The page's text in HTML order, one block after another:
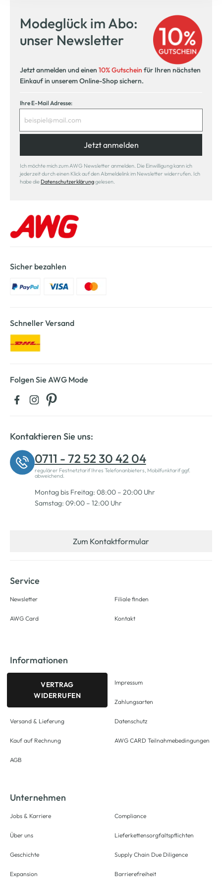
Modeglück im Abo:
unser Newsletter
Jetzt anmelden und einen 10% Gutschein für Ihren nächsten
Einkauf in unserem Online-Shop sichern.
Ihre E-Mail Adresse:
Jetzt anmelden
Ich möchte mich zum AWG Newsletter anmelden. Die Einwilligung kann ich
jederzeit durch einen Klick auf den Abmeldelink im Newsletter widerrufen. Ich
habe die Datenschutzerklärunggelesen.
Sicher bezahlen
Schneller Versand
Folgen Sie AWG Mode
Kontaktieren Sie uns:
0711 - 72 52 30 42 04
regulärer Festnetztarif Ihres Telefonanbieters, Mobilfunktarif ggf.
abweichend.
Montag bis Freitag: 08:00 – 20:00 Uhr
Samstag: 09:00 – 12:00 Uhr
Zum Kontaktformular
Service
Newsletter
AWG Card
Filiale finden
Kontakt
Informationen
VERTRAG
WIDERRUFEN
Versand & Lieferung
Kauf auf Rechnung
AGB
Impressum
Zahlungsarten
Datenschutz
AWG CARD Teilnahmebedingungen
Unternehmen
Jobs & Karriere
Über uns
Geschichte
Expansion
Compliance
Lieferkettensorgfaltspflichten
Supply Chain Due Diligence
Barrierefreiheit